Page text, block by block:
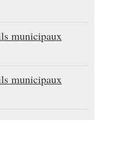
municipaux
municipaux